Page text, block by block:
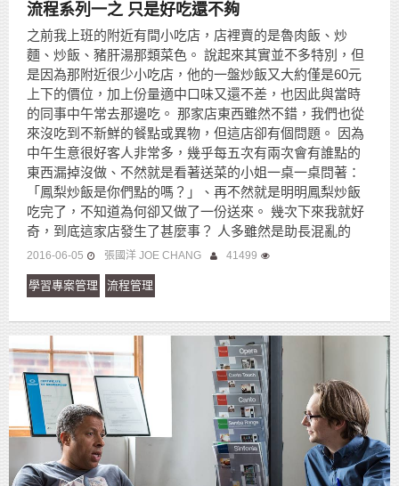
流程系列一之 只是好吃還不夠
之前我上班的附近有間小吃店，店裡賣的是魯肉飯、炒
麵、炒飯、豬肝湯那類菜色。 說起來其實並不多特別，但
是因為那附近很少小吃店，他的一盤炒飯又大約僅是60元
上下的價位，加上份量適中口味又還不差，也因此與當時
的同事中午常去那邊吃。 那家店東西雖然不錯，我們也從
來沒吃到不新鮮的餐點或異物，但這店卻有個問題。 因為
中午生意很好客人非常多，幾乎每五次有兩次會有誰點的
東西漏掉沒做、不然就是看著送菜的小姐一桌一桌問著：
「鳳梨炒飯是你們點的嗎？」、再不然就是明明鳳梨炒飯
吃完了，不知道為何卻又做了一份送來。 幾次下來我就好
奇，到底這家店發生了甚麼事？ 人多雖然是助長混亂的
2016-06-05 張國洋 JOE CHANG 41499
學習專案管理 流程管理